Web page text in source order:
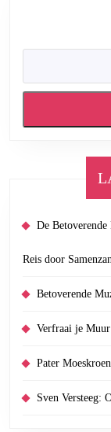
De
Reis door
Betoverende
Verfraai je
Pater
Sven Versteeg: